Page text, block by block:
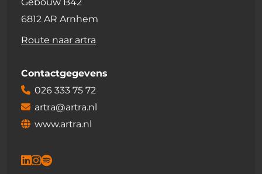
6812 AR Arnhem
Route naar artra
Contactgegevens
026 333 75 72
artra@artra.nl
www.artra.nl